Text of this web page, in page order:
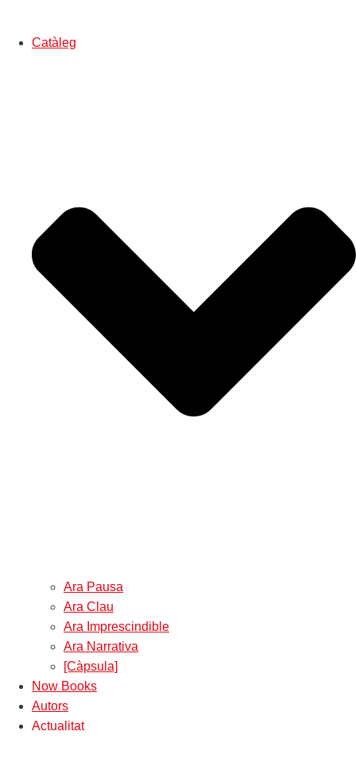
Catàleg
Ara Pausa
Ara Clau
Ara Imprescindible
Ara Narrativa
[Càpsula]
Now Books
Autors
Actualitat